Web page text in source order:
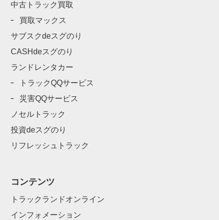
中古トラック買取
買取マックス
サブスクdeスグのり
CASHdeスグのり
ランドレンタカー
トラックQQサービス
災害QQサービス
ノセルトラック
投資deスグのり
リフレッシュトラック
コンテンツ
トラックランドオンライン
インフォメーション